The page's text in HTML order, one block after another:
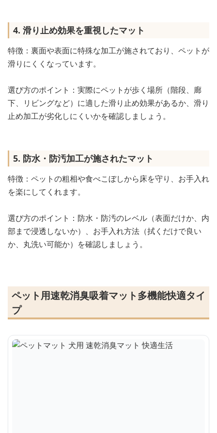
4. 滑り止め効果を重視したマット
特徴：裏面や表面に特殊な加工が施されており、ペットが
滑りにくくなっています。
選び方のポイント：実際にペットが歩く場所（階段、廊
下、リビングなど）に適した滑り止め効果があるか、滑り
止め加工が劣化しにくいかを確認しましょう。
5. 防水・防汚加工が施されたマット
特徴：ペットの粗相や食べこぼしから床を守り、お手入れ
を楽にしてくれます。
選び方のポイント：防水・防汚のレベル（表面だけか、内
部まで浸透しないか）、お手入れ方法（拭くだけで良い
か、丸洗い可能か）を確認しましょう。
ペット用速乾消臭吸着マット多機能快適タイ
プ